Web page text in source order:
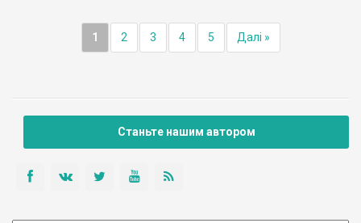
1 2 3 4 5 Далі »
Станьте нашим автором